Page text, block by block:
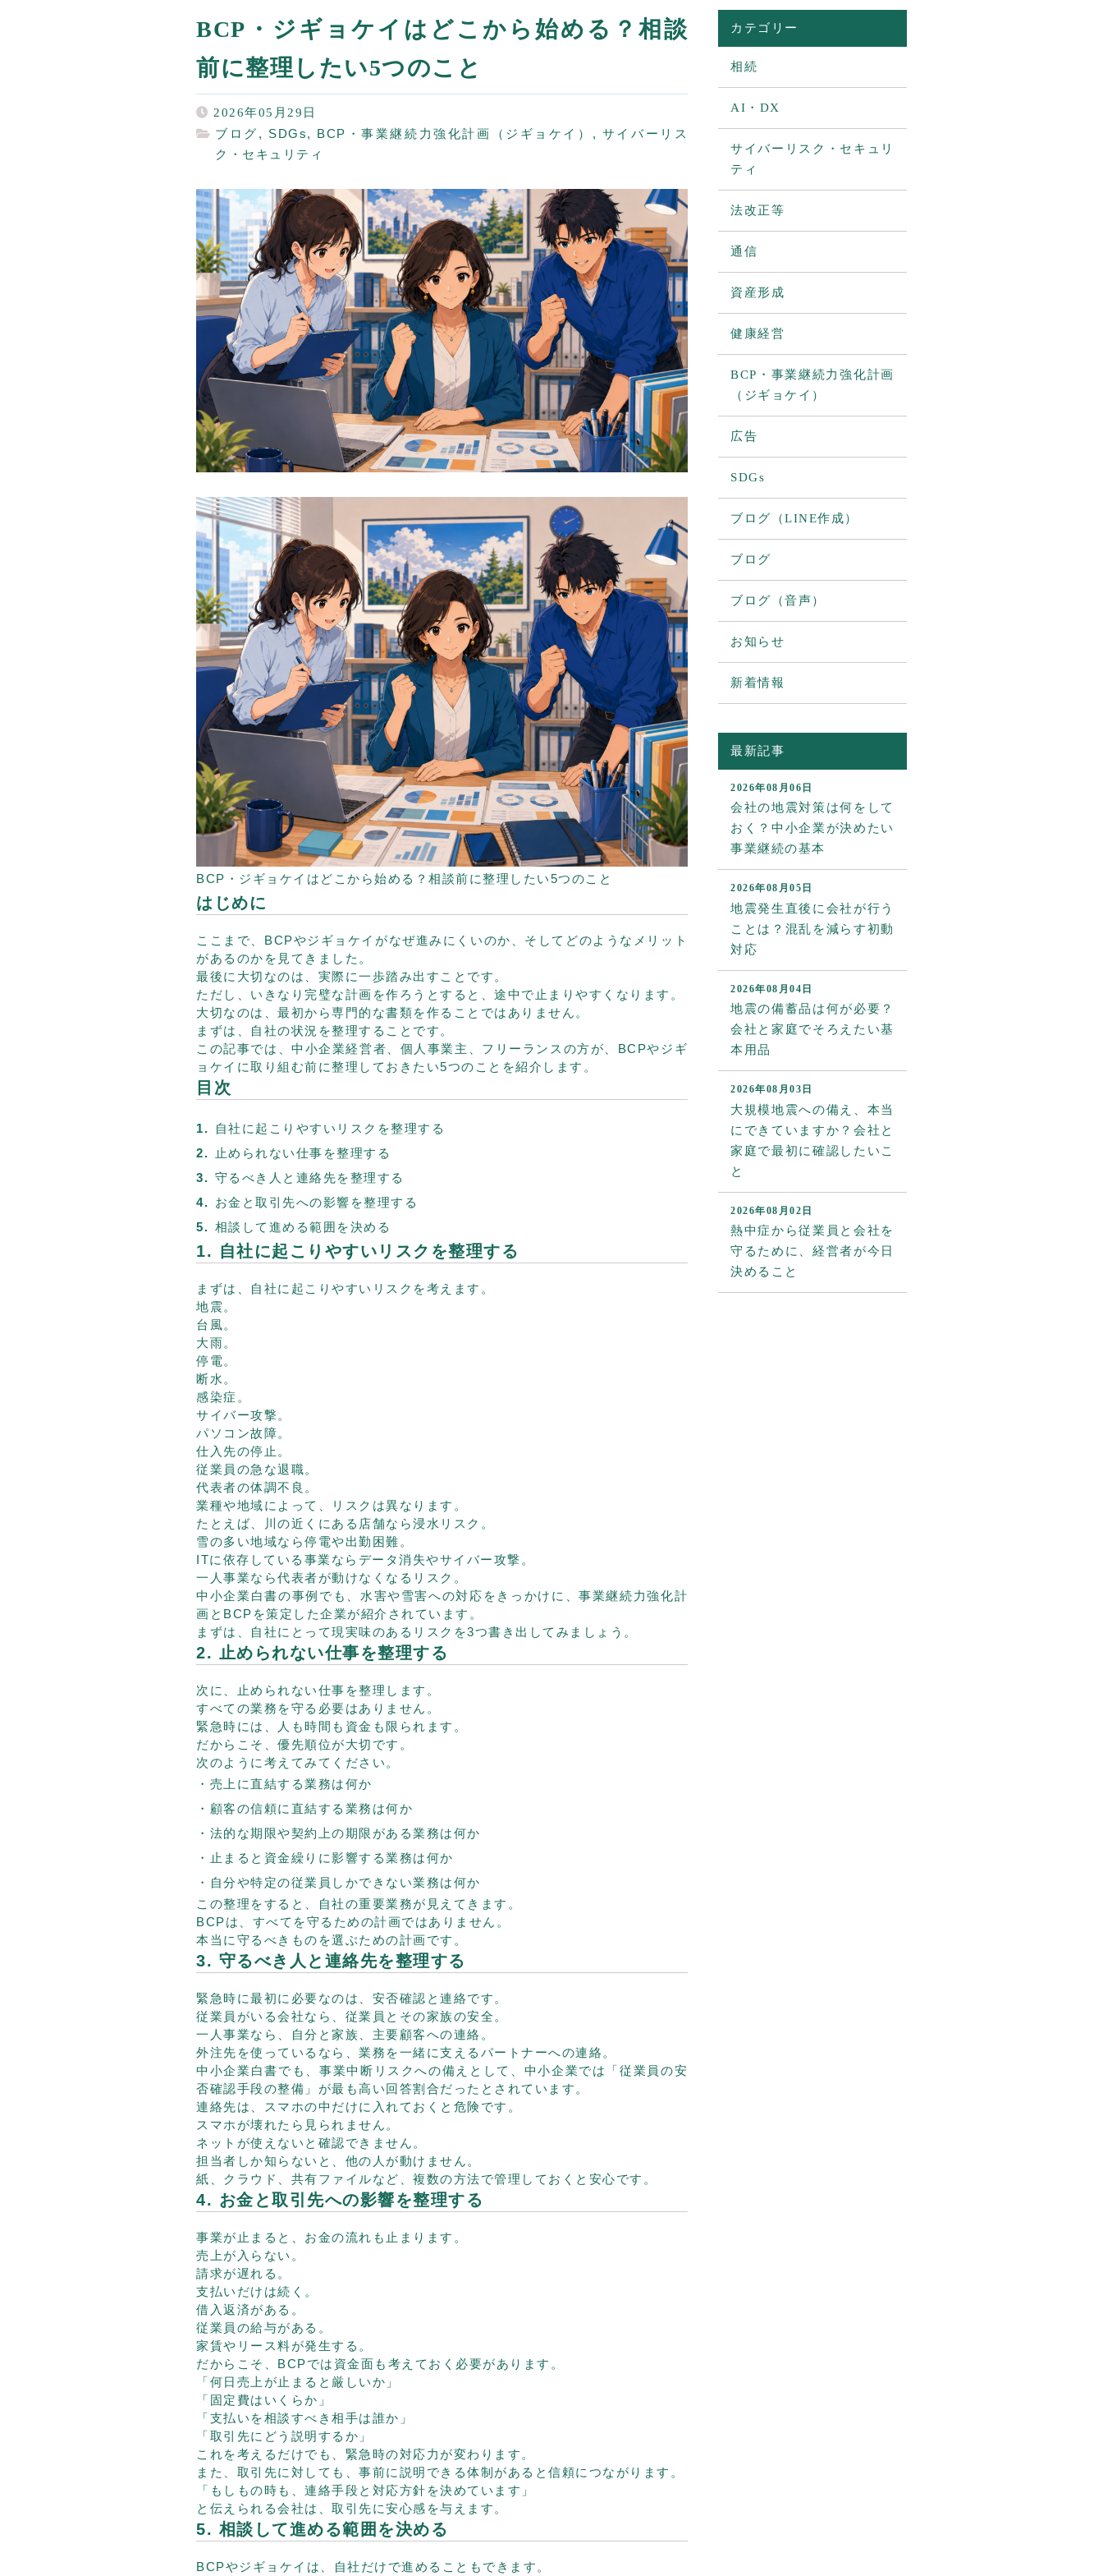
BCP・ジギョケイはどこから始める？相談
前に整理したい5つのこと
2026年05月29日
ブログ , SDGs, BCP・事業継続力強化計画（ジギョケイ） , サイバーリス
ク・セキュリティ
BCP・ジギョケイはどこから始める？相談前に整理したい5つのこと
はじめに
ここまで、BCPやジギョケイがなぜ進みにくいのか、そしてどのようなメリット
があるのかを見てきました。
最後に大切なのは、実際に一歩踏み出すことです。
ただし、いきなり完璧な計画を作ろうとすると、途中で止まりやすくなります。
大切なのは、最初から専門的な書類を作ることではありません。
まずは、自社の状況を整理することです。
この記事では、中小企業経営者、個人事業主、フリーランスの方が、BCPやジギ
ョケイに取り組む前に整理しておきたい5つのことを紹介します。
目次
自社に起こりやすいリスクを整理する
止められない仕事を整理する
守るべき人と連絡先を整理する
お金と取引先への影響を整理する
相談して進める範囲を決める
1. 自社に起こりやすいリスクを整理する
まずは、自社に起こりやすいリスクを考えます。
地震。
台風。
大雨。
停電。
断水。
感染症。
サイバー攻撃。
パソコン故障。
仕入先の停止。
従業員の急な退職。
代表者の体調不良。
業種や地域によって、リスクは異なります。
たとえば、川の近くにある店舗なら浸水リスク。
雪の多い地域なら停電や出勤困難。
ITに依存している事業ならデータ消失やサイバー攻撃。
一人事業なら代表者が動けなくなるリスク。
中小企業白書の事例でも、水害や雪害への対応をきっかけに、事業継続力強化計
画とBCPを策定した企業が紹介されています。
まずは、自社にとって現実味のあるリスクを3つ書き出してみましょう。
2. 止められない仕事を整理する
次に、止められない仕事を整理します。
すべての業務を守る必要はありません。
緊急時には、人も時間も資金も限られます。
だからこそ、優先順位が大切です。
次のように考えてみてください。
売上に直結する業務は何か
顧客の信頼に直結する業務は何か
法的な期限や契約上の期限がある業務は何か
止まると資金繰りに影響する業務は何か
自分や特定の従業員しかできない業務は何か
この整理をすると、自社の重要業務が見えてきます。
BCPは、すべてを守るための計画ではありません。
本当に守るべきものを選ぶための計画です。
3. 守るべき人と連絡先を整理する
緊急時に最初に必要なのは、安否確認と連絡です。
従業員がいる会社なら、従業員とその家族の安全。
一人事業なら、自分と家族、主要顧客への連絡。
外注先を使っているなら、業務を一緒に支えるパートナーへの連絡。
中小企業白書でも、事業中断リスクへの備えとして、中小企業では「従業員の安
否確認手段の整備」が最も高い回答割合だったとされています。
連絡先は、スマホの中だけに入れておくと危険です。
スマホが壊れたら見られません。
ネットが使えないと確認できません。
担当者しか知らないと、他の人が動けません。
紙、クラウド、共有ファイルなど、複数の方法で管理しておくと安心です。
4. お金と取引先への影響を整理する
事業が止まると、お金の流れも止まります。
売上が入らない。
請求が遅れる。
支払いだけは続く。
借入返済がある。
従業員の給与がある。
家賃やリース料が発生する。
だからこそ、BCPでは資金面も考えておく必要があります。
「何日売上が止まると厳しいか」
「固定費はいくらか」
「支払いを相談すべき相手は誰か」
「取引先にどう説明するか」
これを考えるだけでも、緊急時の対応力が変わります。
また、取引先に対しても、事前に説明できる体制があると信頼につながります。
「もしもの時も、連絡手段と対応方針を決めています」
と伝えられる会社は、取引先に安心感を与えます。
5. 相談して進める範囲を決める
BCPやジギョケイは、自社だけで進めることもできます。
カテゴリー
相続
AI・DX
サイバーリスク・セキュリ
ティ
法改正等
通信
資産形成
健康経営
BCP・事業継続力強化計画
（ジギョケイ）
広告
SDGs
ブログ（LINE作成）
ブログ
ブログ（音声）
お知らせ
新着情報
最新記事
2026年08月06日
会社の地震対策は何をして
おく？中小企業が決めたい
事業継続の基本
2026年08月05日
地震発生直後に会社が行う
ことは？混乱を減らす初動
対応
2026年08月04日
地震の備蓄品は何が必要？
会社と家庭でそろえたい基
本用品
2026年08月03日
大規模地震への備え、本当
にできていますか？会社と
家庭で最初に確認したいこ
と
2026年08月02日
熱中症から従業員と会社を
守るために、経営者が今日
決めること